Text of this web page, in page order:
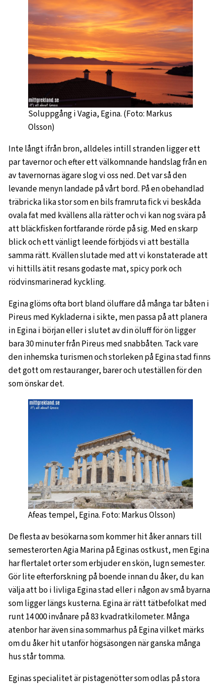
Soluppgång i Vagia, Egina. (Foto: Markus
Olsson)
Inte långt ifrån bron, alldeles intill stranden ligger ett
par tavernor och efter ett välkomnande handslag från en
av tavernornas ägare slog vi oss ned. Det var så den
levande menyn landade på vårt bord. På en obehandlad
träbricka lika stor som en bils framruta fick vi beskåda
ovala fat med kvällens alla rätter och vi kan nog svära på
att bläckfisken fortfarande rörde på sig. Med en skarp
blick och ett vänligt leende förbjöds vi att beställa
samma rätt. Kvällen slutade med att vi konstaterade att
vi hittills ätit resans godaste mat, spicy pork och
rödvinsmarinerad kyckling.
Egina glöms ofta bort bland öluffare då många tar båten i
Pireus med Kykladerna i sikte, men passa på att planera
in Egina i början eller i slutet av din öluff för ön ligger
bara 30 minuter från Pireus med snabbåten. Tack vare
den inhemska turismen och storleken på Egina stad finns
det gott om restauranger, barer och uteställen för den
som önskar det.
Afeas tempel, Egina. Foto: Markus Olsson)
De flesta av besökarna som kommer hit åker annars till
semesterorten Agia Marina på Eginas ostkust, men Egina
har flertalet orter som erbjuder en skön, lugn semester.
Gör lite efterforskning på boende innan du åker, du kan
välja att bo i livliga Egina stad eller i någon av små byarna
som ligger längs kusterna. Egina är rätt tätbefolkat med
runt 14 000 invånare på 83 kvadratkilometer. Många
atenbor har även sina sommarhus på Egina vilket märks
om du åker hit utanför högsäsongen när ganska många
hus står tomma.
Eginas specialitet är pistagenötter som odlas på stora